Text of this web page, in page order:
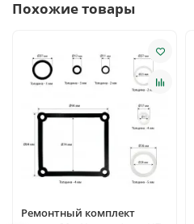
Похожие товары
Ремонтный комплект